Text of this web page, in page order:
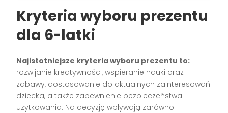
Kryteria wyboru prezentu
dla 6-latki
Najistotniejsze kryteria wyboru prezentu to:
rozwijanie kreatywności, wspieranie nauki oraz
zabawy, dostosowanie do aktualnych zainteresowań
dziecka, a także zapewnienie bezpieczeństwa
użytkowania. Na decyzję wpływają zarówno